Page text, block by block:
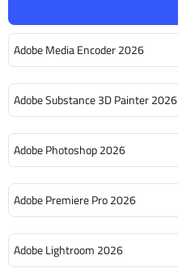
Adobe Media Encoder 2026
Adobe Substance 3D Painter 2026
Adobe Photoshop 2026
Adobe Premiere Pro 2026
Adobe Lightroom 2026